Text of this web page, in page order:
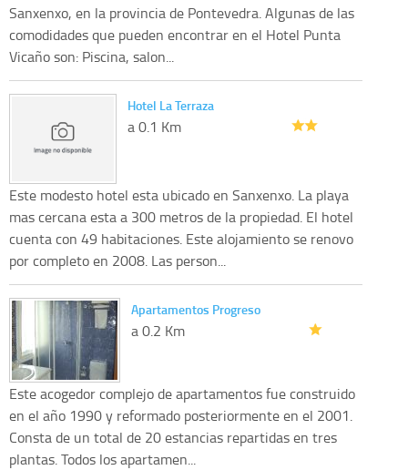
Sanxenxo, en la provincia de Pontevedra. Algunas de las
comodidades que pueden encontrar en el Hotel Punta
Vicaño son: Piscina, salon...
Hotel La Terraza
a 0.1 Km
Este modesto hotel esta ubicado en Sanxenxo. La playa
mas cercana esta a 300 metros de la propiedad. El hotel
cuenta con 49 habitaciones. Este alojamiento se renovo
por completo en 2008. Las person...
Apartamentos Progreso
a 0.2 Km
Este acogedor complejo de apartamentos fue construido
en el año 1990 y reformado posteriormente en el 2001.
Consta de un total de 20 estancias repartidas en tres
plantas. Todos los apartamen...